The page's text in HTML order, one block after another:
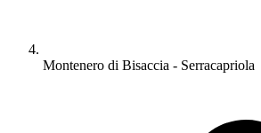
Montenero di Bisaccia - Serracapriola